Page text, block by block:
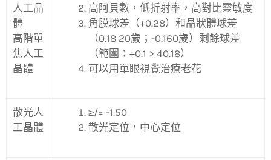
人工晶
體
高階單
焦人工
晶體
高阿貝數，低折射率，高對比靈敏度
角膜球差（+0.28）和晶狀體球差
（0.18 20歲；-0.160歲）剩餘球差
（範圍：+0.1 > 40.18）
可以用單眼視覺治療老花
散光人
工晶體
≥/= -1.50
散光定位，中心定位